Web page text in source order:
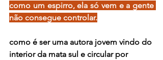
como um espirro, ela só vem e a gente
não consegue controlar.
como é ser uma autora jovem vindo do
interior da mata sul e circular por